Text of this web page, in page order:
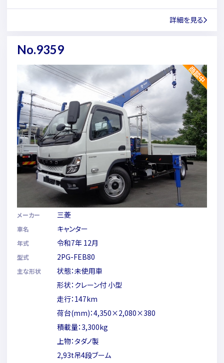
詳細を見る
No.9359
メーカー 三菱
車名 キャンター
年式 令和7年 12月
型式 2PG-FEB80
主な形状
状態：未使用車
形状：クレーン付 小型
走行：147km
荷台(mm)：4,350×2,080×380
積載量：3,300kg
上物：タダノ製
2,93t吊4段ブーム